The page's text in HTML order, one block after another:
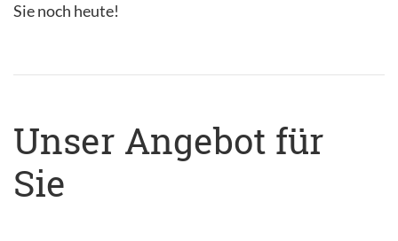
Sie noch heute!
Unser Angebot für
Sie